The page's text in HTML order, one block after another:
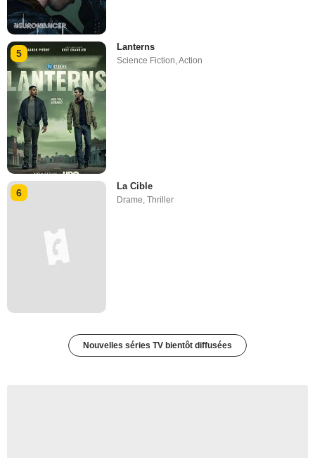
5
Lanterns
Science Fiction ,Action
6
La Cible
Drame,Thriller
Nouvelles séries TV bientôt diffusées